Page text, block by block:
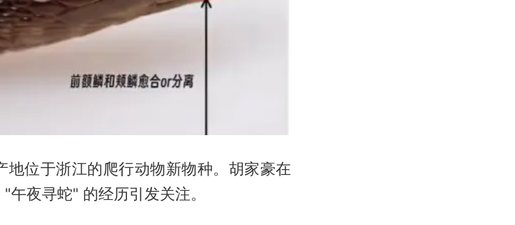
位于浙江的爬行动物新物种。胡家豪在
夜寻蛇" 的经历引发关注。